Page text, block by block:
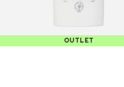
OUTLET